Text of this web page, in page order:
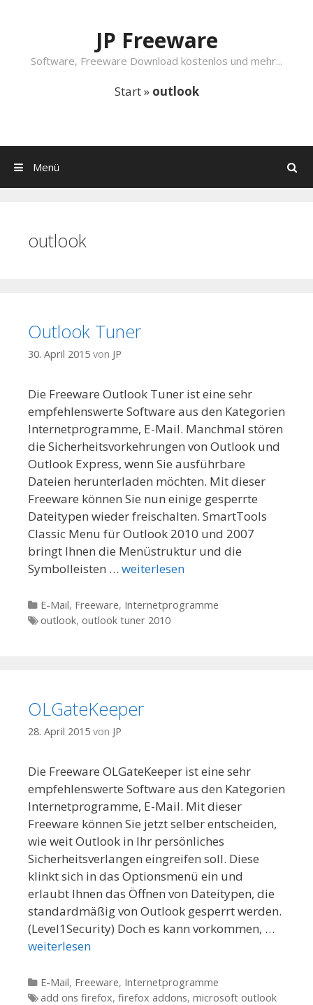
JP Freeware
Software, Freeware Download kostenlos und mehr...
Start» outlook
Suchen
Menü
outlook
Outlook Tuner
30. April 2015 von JP
Die Freeware Outlook Tuner ist eine sehr
empfehlenswerte Software aus den Kategorien
Internetprogramme, E-Mail. Manchmal stören
die Sicherheitsvorkehrungen von Outlook und
Outlook Express, wenn Sie ausführbare
Dateien herunterladen möchten. Mit dieser
Freeware können Sie nun einige gesperrte
Dateitypen wieder freischalten. SmartTools
Classic Menu für Outlook 2010 und 2007
bringt Ihnen die Menüstruktur und die
Symbolleisten … weiterlesen
Kategorien
E-Mail, Freeware, Internetprogramme
Tags
outlook, outlook tuner 2010
OLGateKeeper
28. April 2015 von JP
Die Freeware OLGateKeeper ist eine sehr
empfehlenswerte Software aus den Kategorien
Internetprogramme, E-Mail. Mit dieser
Freeware können Sie jetzt selber entscheiden,
wie weit Outlook in Ihr persönliches
Sicherheitsverlangen eingreifen soll. Diese
klinkt sich in das Optionsmenü ein und
erlaubt Ihnen das Öffnen von Dateitypen, die
standardmäßig von Outlook gesperrt werden.
(Level1Security) Doch es kann vorkommen, …
weiterlesen
Kategorien
E-Mail, Freeware, Internetprogramme
Tags
add ons firefox, firefox addons, microsoft outlook